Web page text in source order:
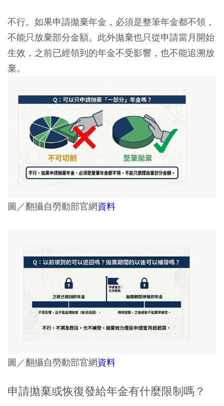
不行。如果申請拋棄年金，必須是整筆年金都不領，
不能只放棄部分金額。此外拋棄也只從申請當月開始
生效，之前已經領到的年金不受影響，也不能追溯放
棄。
圖／翻攝自勞動部官網資料
圖／翻攝自勞動部官網資料
申請拋棄或恢復發給年金有什麼限制嗎？